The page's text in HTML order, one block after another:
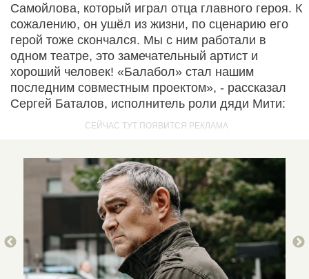
Самойлова, который играл отца главного героя. К
сожалению, он ушёл из жизни, по сценарию его
герой тоже скончался. Мы с ним работали в
одном театре, это замечательный артист и
хороший человек! «Балабол» стал нашим
последним совместным проектом», - рассказал
Сергей Баталов, исполнитель роли дяди Мити: